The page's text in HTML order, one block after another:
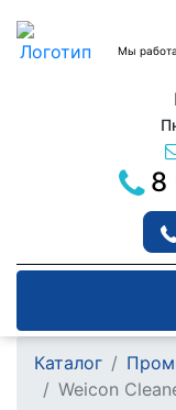
Мы
8
Каталог
Weicon